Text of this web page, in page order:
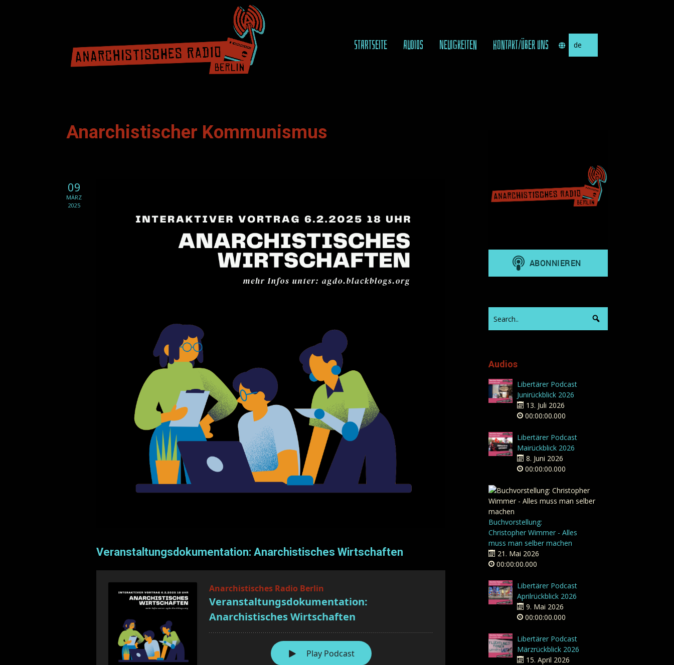
STARTSEITE AUDIOS NEUIGKEITEN KONTAKT/ÜBER UNS
auswählen
Anarchistischer Kommunismus
09
MÄRZ
2025
Veranstaltungsdokumentation: Anarchistisches Wirtschaften
Audios
Libertärer Podcast
Junirückblick 2026
13. Juli 2026
00:00:00.000
Libertärer Podcast
Mairückblick 2026
8. Juni 2026
00:00:00.000
Buchvorstellung:
Christopher Wimmer - Alles
muss man selber machen
21. Mai 2026
00:00:00.000
Libertärer Podcast
Aprilrückblick 2026
9. Mai 2026
00:00:00.000
Libertärer Podcast
Märzrückblick 2026
15. April 2026